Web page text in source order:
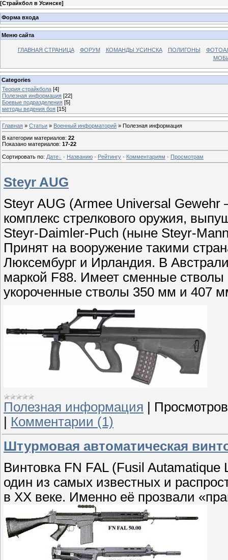
[Страйкбол в Усинске]
Форма входа
Меню сайта
ГЛАВНАЯ СТРАНИЦА ФОРУМ КОМАНДЫ УСИНСКА ПОЛИГОНЫ
Categories
Теория страйкбола [4]
Полезная информация [22]
Боевые подразделения [5]
методы ведения боя [15]
Главная » Статьи » Военный информаторий » Полезная информация
В категории материалов: 22
Показано материалов: 17-22
Сортировать по: Дате · Названию · Рейтингу · Комментариям · Просмотрам
Steyr AUG
Steyr AUG (Armee Universal
комплекс стрелкового оружия,
Steyr-Daimler-Puch (ныне Steyr-
Принят на вооружение такими
Люксембург и Ирландия. В
маркой F88. Имеет сменные
укороченные стволы 350 мм и 407
Полезная информация
Комментарии (1)
Штурмовая автоматическая
Винтовка FN FAL (Fusil Autamatique
один из самых известных и
в ХХ веке. Именно её прозвали